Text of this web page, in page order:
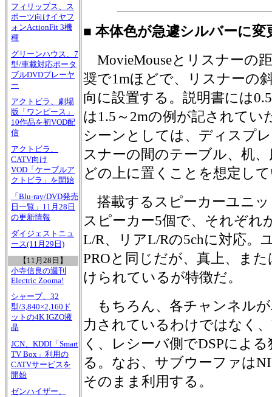
フィリップス、ス
ポーツ向けイヤフ
ォンActionFit 3機
種
グリーンハウス、7
型/車載対応ポータ
ブルDVDプレーヤ
ー
アクトビラ、劇場
版「ワンピース」
10作品を初VOD配
信
アクトビラ、
CATV向け
VOD「ケーブルア
クトビラ」を開始
「Blu-ray/DVD発売
日一覧」11月28日
の更新情報
ダイジェストニュ
ース(11月29日)
【11月28日】
小寺信良の週刊
Electric Zooma!
シャープ、32
型/3,840×2,160ド
ットの4K IGZO液
晶
JCN、KDDI「Smart
TV Box」利用の
CATVサービスを
開始
ゼンハイザー、
■ 本体色が急遽シルバーに変
MovieMouseとリスナーの
奨で1mほどで、リスナーの
向に設置する。説明書には
は1.5～2mの例が記されてい
シーンとしては、ディスプ
スナーの間のテーブル、机
どの上に置くことを想定し
搭載するスピーカーユニ
スピーカー5個で、それぞれ
L/R、リアL/Rの5chに対応。
PROと同じだが、真上、ま
けられているが特徴だ。
もちろん、各チャンネル
力されているわけではなく
く、レシーバ側でDSPによ
る。なお、サブウーファは
そのまま利用する。